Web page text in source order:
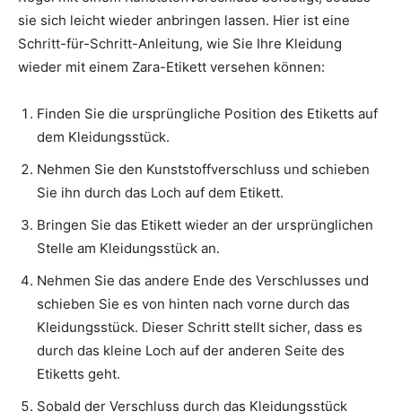
sie sich leicht wieder anbringen lassen. Hier ist eine
Schritt-für-Schritt-Anleitung, wie Sie Ihre Kleidung
wieder mit einem Zara-Etikett versehen können:
Finden Sie die ursprüngliche Position des Etiketts auf
dem Kleidungsstück.
Nehmen Sie den Kunststoffverschluss und schieben
Sie ihn durch das Loch auf dem Etikett.
Bringen Sie das Etikett wieder an der ursprünglichen
Stelle am Kleidungsstück an.
Nehmen Sie das andere Ende des Verschlusses und
schieben Sie es von hinten nach vorne durch das
Kleidungsstück. Dieser Schritt stellt sicher, dass es
durch das kleine Loch auf der anderen Seite des
Etiketts geht.
Sobald der Verschluss durch das Kleidungsstück